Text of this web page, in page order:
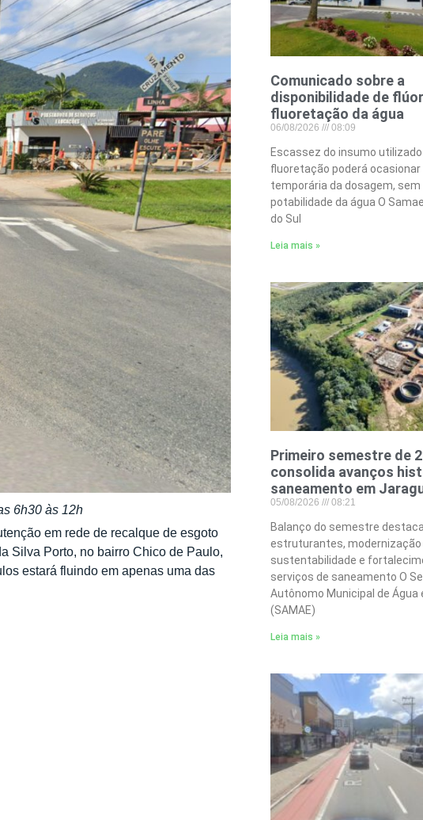
6h30 às 12h
em rede de recalque de esgoto
Silva Porto, no bairro Chico de Paulo,
estará fluindo em apenas uma das
Comunicado sobre a
disponibilidade de
fluoretação da água
06/08/2026 08:09
Escassez do insumo utilizado
fluoretação poderá
temporária da dosagem, sem
potabilidade da água O
do Sul
Leia mais »
Primeiro semestre de
consolida avanços
saneamento em
05/08/2026 08:21
Balanço do semestre
estruturantes, modernização
sustentabilidade e
serviços de saneamento O
Autônomo Municipal de Água
(SAMAE)
Leia mais »